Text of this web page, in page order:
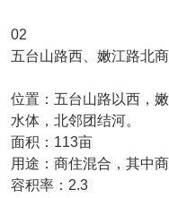
02
五台山路西、嫩江路北
位置：五台山路以西，
水体，北邻团结河。
面积：113亩
用途：商住混合，其中
容积率：2.3